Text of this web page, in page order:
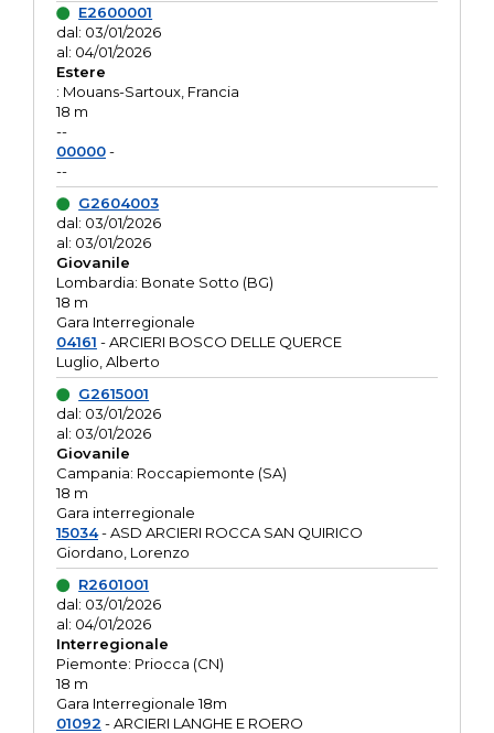
E2600001
dal: 03/01/2026
al: 04/01/2026
Estere
: Mouans-Sartoux, Francia
18 m
--
00000-
--
G2604003
dal: 03/01/2026
al: 03/01/2026
Giovanile
Lombardia: Bonate Sotto (BG)
18 m
Gara Interregionale
04161 - ARCIERI BOSCO DELLE QUERCE
Luglio, Alberto
G2615001
dal: 03/01/2026
al: 03/01/2026
Giovanile
Campania: Roccapiemonte (SA)
18 m
Gara interregionale
15034- ASD ARCIERI ROCCA SAN QUIRICO
Giordano, Lorenzo
R2601001
dal: 03/01/2026
al: 04/01/2026
Interregionale
Piemonte: Priocca (CN)
18 m
Gara Interregionale 18m
01092 - ARCIERI LANGHE E ROERO